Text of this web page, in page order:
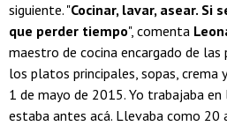
siguiente. "Cocinar, lavar, asear. Si
que perder tiempo", comenta
maestro de cocina encargado de las
los platos principales, sopas, crema
1 de mayo de 2015. Yo trabajaba en
estaba antes acá. Llevaba como 20